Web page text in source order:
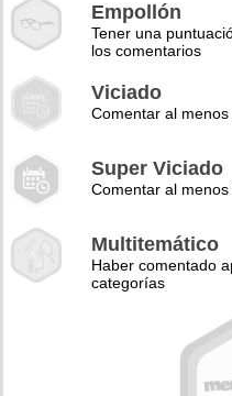
Empollón
Tener una
los comentarios
Viciado
Comentar al
Super Viciado
Comentar al
Multitemático
Haber comentado
categorías